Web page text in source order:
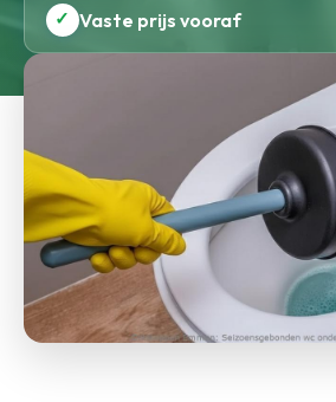
✓ Vaste prijs vooraf